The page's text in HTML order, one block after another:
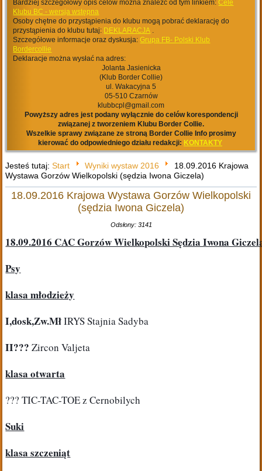
Bardziej szczegółowy opis celów można znaleźć od tym linkiem:Cele
Klubu BC - wersja wstępna
Osoby chętne do przystąpienia do klubu mogą pobrać deklarację do
przystąpienia do klubu tutaj: DEKLARACJA .
Szczegółowe informacje oraz dyskusja:Grupa FB- Polski Klub
Bordercollie
Deklaracje można wysłać na adres:
Jolanta Jasienicka
(Klub Border Collie)
ul. Wakacyjna 5
05-510 Czarnów
klubbcpl@gmail.com
Powyższy adres jest podany wyłącznie do celów korespondencji
związanej z tworzeniem Klubu Border Collie.
Wszelkie sprawy związane ze stroną Border Collie Info prosimy
kierować do odpowiedniego działu redakcji: KONTAKTY
Jesteś tutaj:Start Wyniki wystaw 2016
18.09.2016 Krajowa
Wystawa Gorzów Wielkopolski (sędzia Iwona Giczela)
18.09.2016 Krajowa Wystawa Gorzów Wielkopolski
(sędzia Iwona Giczela)
Odsłony: 3141
18.09.2016 CAC Gorzów Wielkopolski Sędzia Iwona
Psy
klasa młodzieży
I,dosk,Zw.Mł IRYS Stajnia Sadyba
II??? Zircon Valjeta
klasa otwarta
??? TIC-TAC-TOE z Cernobilych
Suki
klasa szczeniąt